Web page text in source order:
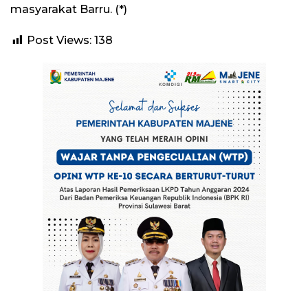
masyarakat Barru. (*)
Post Views: 138